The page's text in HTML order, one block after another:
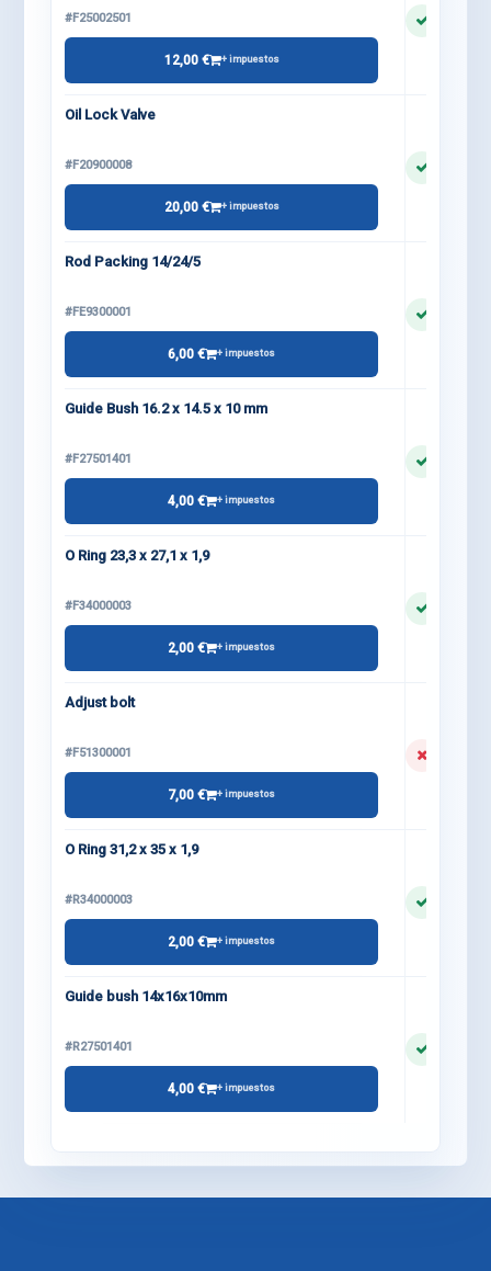
#F25002501
12,00 € + impuestos
Oil Lock Valve
#F20900008
20,00 € + impuestos
Rod Packing 14/24/5
#FE9300001
6,00 € + impuestos
Guide Bush 16.2 x 14.5 x 10 mm
#F27501401
4,00 € + impuestos
O Ring 23,3 x 27,1 x 1,9
#F34000003
2,00 € + impuestos
Adjust bolt
#F51300001
7,00 € + impuestos
O Ring 31,2 x 35 x 1,9
#R34000003
2,00 € + impuestos
Guide bush 14x16x10mm
#R27501401
4,00 € + impuestos